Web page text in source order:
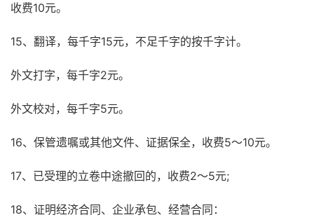
收费10元。
15、翻译，每千字15元，不足千字的按千字计。
外文打字，每千字2元。
外文校对，每千字5元。
16、保管遗嘱或其他文件、证据保全，收费5～10元。
17、已受理的立卷中途撤回的，收费2～5元;
18、证明经济合同、企业承包、经营合同：